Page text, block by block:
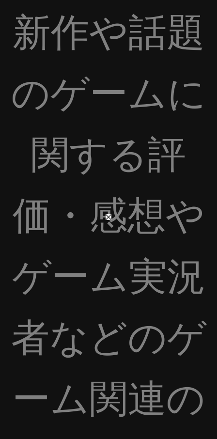
新作や話題
のゲームに
関する評
価・感想や
ゲーム実況
者などのゲ
ーム関連の